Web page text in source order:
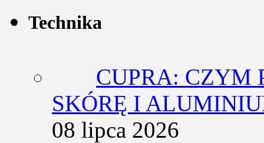
Technika
CUPRA: CZYM
SKÓRĘ I
08 lipca 2026